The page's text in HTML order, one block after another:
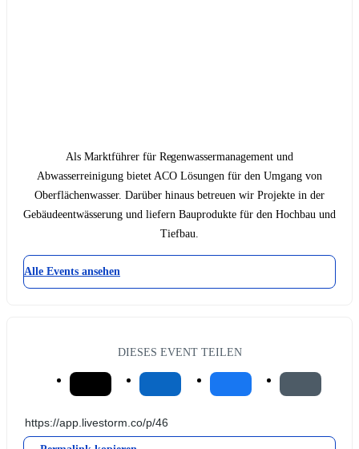
Als Marktführer für Regenwassermanagement und
Abwasserreinigung bietet ACO Lösungen für den Umgang von
Oberflächenwasser. Darüber hinaus betreuen wir Projekte in der
Gebäudeentwässerung und liefern Bauprodukte für den Hochbau und
Tiefbau.
Alle Events ansehen
DIESES EVENT TEILEN